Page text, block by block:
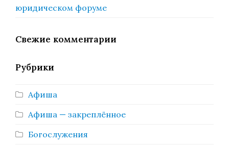
юридическом форуме
Свежие комментарии
Рубрики
Афиша
Афиша — закреплённое
Богослужения